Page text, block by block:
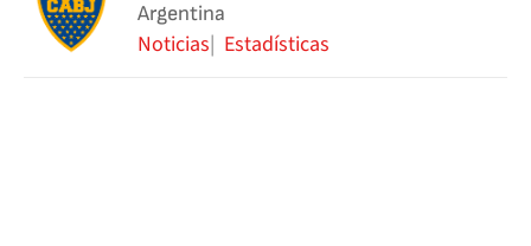
Argentina
Noticias Estadísticas